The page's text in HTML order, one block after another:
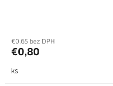
€0,65 bez DPH
€0,80
ks